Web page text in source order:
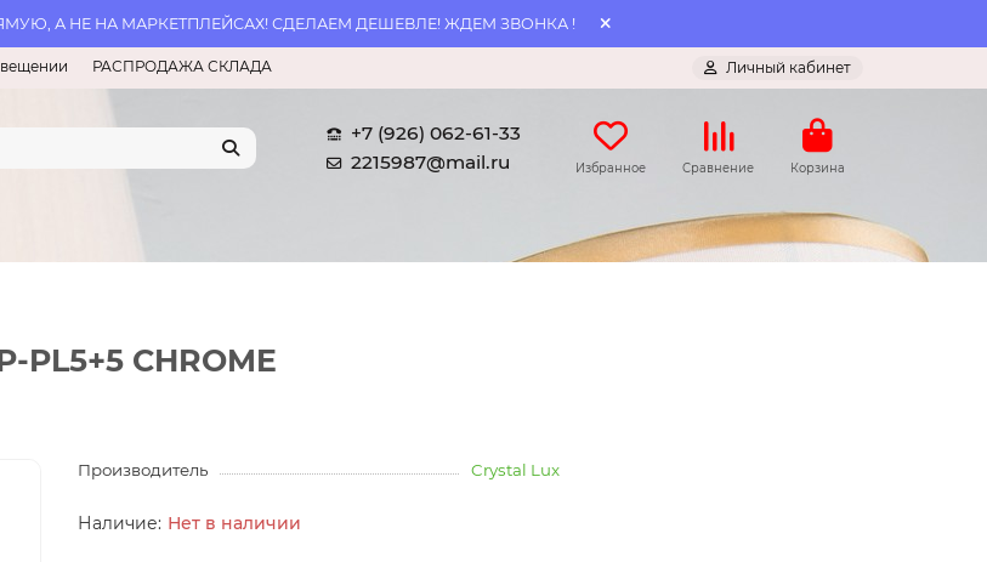
А НЕ НА МАРКЕТПЛЕЙСАХ! СДЕЛАЕМ ДЕШЕВЛЕ! ЖДЕМ ЗВОНКА !
РАСПРОДАЖА СКЛАДА Личный кабинет
+7 (926) 062-61-33
2215987@mail.ru
Избранное Сравнение Корзина
PL5+5 CHROME
Производитель Crystal Lux
Нет в наличии